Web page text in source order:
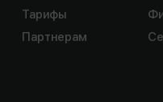
Тарифы
Партнерам